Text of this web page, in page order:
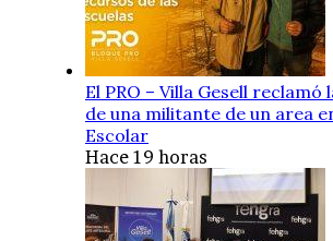
El PRO – Villa Gesell reclamó
de una militante de un area
Escolar
Hace 19 horas